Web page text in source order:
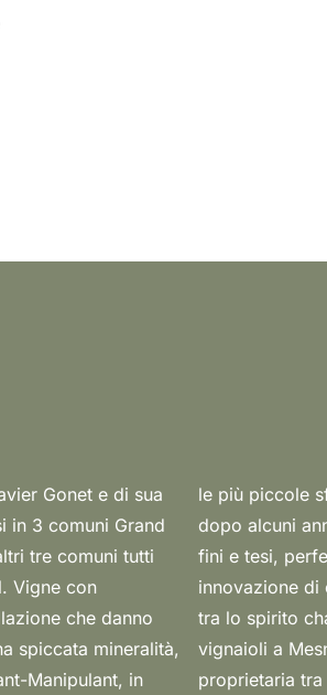
Gonet e di sua
in 3 comuni Grand
tre comuni tutti
Vigne con
che danno
spiccata mineralità,
Manipulant, in
soprattutto
e preciso: vini
di tradizione e
L’unione
famiglia di
sua moglie Julie,
danno vita a